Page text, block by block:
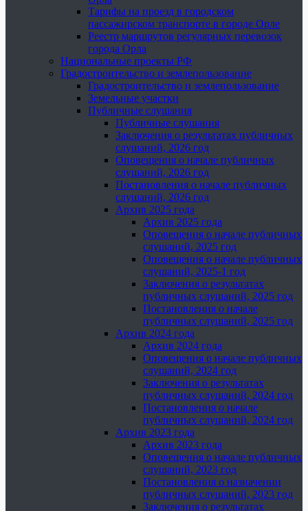
Тарифы на проезд в городском
пассажирском транспорте в городе Орле
Реестр маршрутов регулярных перевозок
города Орла
Национальные проекты РФ
Градостроительство и землепользование
Градостроительство и землепользование
Земельные участки
Публичные слушания
Публичные слушания
Заключения о результатах публичных
слушаний, 2026 год
Оповещения о начале публичных
слушаний, 2026 год
Постановления о начале публичных
слушаний, 2026 год
Архив 2025 года
Архив 2025 года
Оповещения о начале публичных
слушаний, 2025 год
Оповещения о начале публичных
слушаний, 2025-1 год
Заключения о результатах
публичных слушаний, 2025 год
Постановления о начале
публичных слушаний, 2025 год
Архив 2024 года
Архив 2024 года
Оповещения о начале публичных
слушаний, 2024 год
Заключения о результатах
публичных слушаний, 2024 год
Постановления о начале
публичных слушаний, 2024 год
Архив 2023 года
Архив 2023 года
Оповещения о начале публичных
слушаний, 2023 год
Постановления о назначении
публичных слушаний, 2023 год
Заключения о результатах